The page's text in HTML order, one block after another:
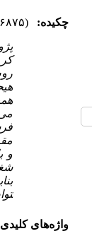
چکیده: (۶۸۷۵ مشاهده)
و
واژه‌های